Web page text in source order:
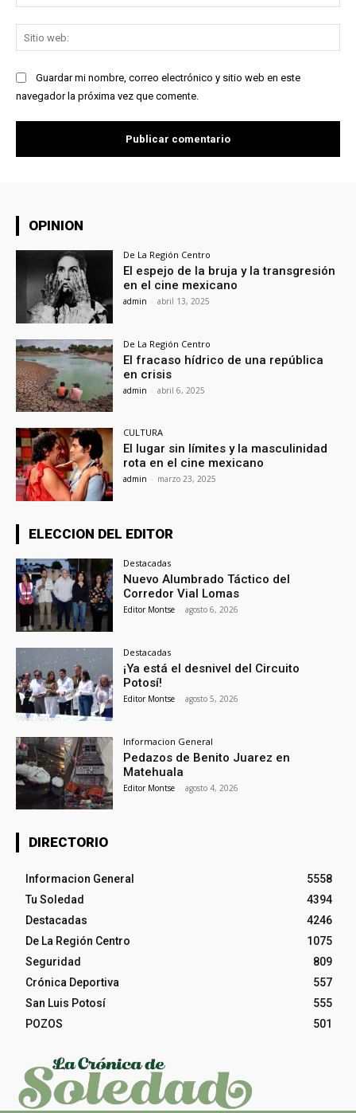
Guardar mi nombre, correo electrónico y sitio web en este
navegador la próxima vez que comente.
OPINION
De La Región Centro
El espejo de la bruja y la transgresión
en el cine mexicano
admin - abril 13, 2025
De La Región Centro
El fracaso hídrico de una república
en crisis
admin - abril 6, 2025
CULTURA
El lugar sin límites y la masculinidad
rota en el cine mexicano
admin - marzo 23, 2025
ELECCION DEL EDITOR
Destacadas
Nuevo Alumbrado Táctico del
Corredor Vial Lomas
Editor Montse - agosto 6, 2026
Destacadas
¡Ya está el desnivel del Circuito
Potosí!
Editor Montse - agosto 5, 2026
Informacion General
Pedazos de Benito Juarez en
Matehuala
Editor Montse - agosto 4, 2026
DIRECTORIO
Informacion General
5558
Tu Soledad
4394
Destacadas
4246
De La Región Centro
1075
Seguridad
809
Crónica Deportiva
557
San Luis Potosí
555
POZOS
501